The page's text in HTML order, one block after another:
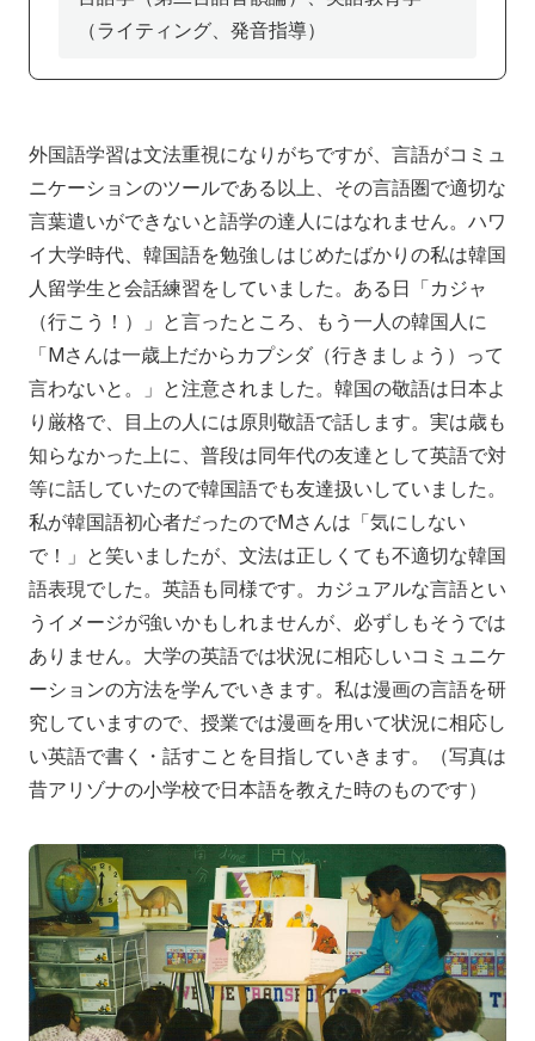
地域の方へ 来院の方（診療）へ
入学希望の方へ 在学生の方へ
卒業生の方へ 教職員の方へ
教職員募集（採用情報） 取材・撮影申し込み
アクセス 寄附 English
（ライティング、発音指導）
外国語学習は文法重視になりがちですが、言語がコミュ
ニケーションのツールである以上、その言語圏で適切な
言葉遣いができないと語学の達人にはなれません。ハワ
イ大学時代、韓国語を勉強しはじめたばかりの私は韓国
人留学生と会話練習をしていました。ある日「カジャ
（行こう！）」と言ったところ、もう一人の韓国人に
「Mさんは一歳上だからカプシダ（行きましょう）って
言わないと。」と注意されました。韓国の敬語は日本よ
り厳格で、目上の人には原則敬語で話します。実は歳も
知らなかった上に、普段は同年代の友達として英語で対
等に話していたので韓国語でも友達扱いしていました。
私が韓国語初心者だったのでMさんは「気にしない
で！」と笑いましたが、文法は正しくても不適切な韓国
語表現でした。英語も同様です。カジュアルな言語とい
うイメージが強いかもしれませんが、必ずしもそうでは
ありません。大学の英語では状況に相応しいコミュニケ
ーションの方法を学んでいきます。私は漫画の言語を研
究していますので、授業では漫画を用いて状況に相応し
い英語で書く・話すことを目指していきます。（写真は
昔アリゾナの小学校で日本語を教えた時のものです）